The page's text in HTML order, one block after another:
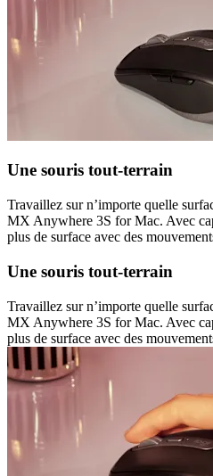
Une souris tout-terrain
Travaillez sur n’importe quelle
MX Anywhere 3S for Mac. Avec
plus de surface avec des
Une souris tout-terrain
Travaillez sur n’importe quelle
MX Anywhere 3S for Mac. Avec
plus de surface avec des